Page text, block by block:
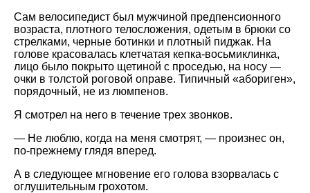
Сам велосипедист был мужчиной предпенсионного
возраста, плотного телосложения, одетым в брюки со
стрелками, черные ботинки и плотный пиджак. На
голове красовалась клетчатая кепка-восьмиклинка,
лицо было покрыто щетиной с проседью, на носу —
очки в толстой роговой оправе. Типичный
абориген
,
порядочный, не из люмпенов.
Я смотрел на него в течение трех звонков.
— Не люблю, когда на меня смотрят, — произнес он,
по-прежнему глядя вперед.
А в следующее мгновение его голова взорвалась с
оглушительным грохотом.